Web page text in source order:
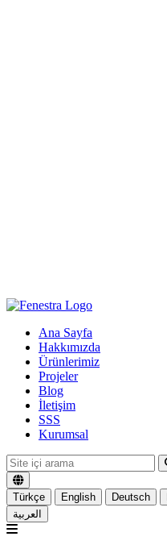
Ana Sayfa
Hakkımızda
Ürünlerimiz
Projeler
Blog
İletişim
SSS
Kurumsal
Türkçe English Deutsch
العربية